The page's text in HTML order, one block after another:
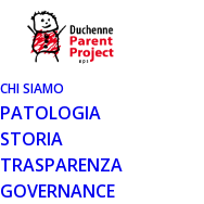
CHI SIAMO
PATOLOGIA
STORIA
TRASPARENZA
GOVERNANCE
RACCOLTA FONDI PP